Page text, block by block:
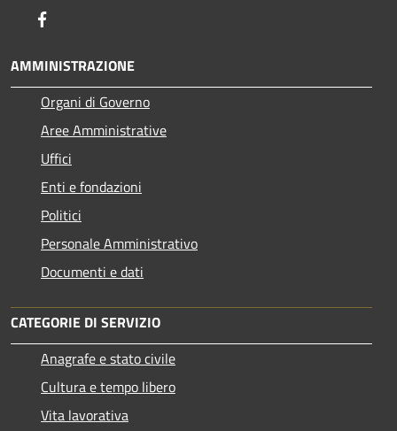
AMMINISTRAZIONE
Organi di Governo
Aree Amministrative
Uffici
Enti e fondazioni
Politici
Personale Amministrativo
Documenti e dati
CATEGORIE DI SERVIZIO
Anagrafe e stato civile
Cultura e tempo libero
Vita lavorativa